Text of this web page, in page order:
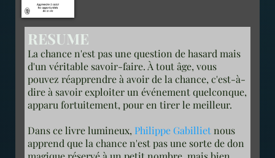
RESUME
La chance n'est pas une question de hasard mais
d'un véritable savoir-faire. À tout âge, vous
pouvez réapprendre à avoir de la chance, c'est-à-
dire à savoir exploiter un événement quelconque,
apparu fortuitement, pour en tirer le meilleur.
Dans ce livre lumineux, Philippe Gabilliet nous
apprend que la chance n'est pas une sorte de don